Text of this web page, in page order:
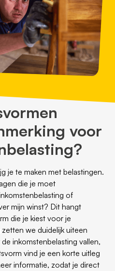
voor
je te maken met belastingen.
die je moet
of
mijn winst? Dit hangt
die je kiest voor je
we duidelijk uiteen
inkomstenbelasting vallen,
vind je een korte uitleg
informatie, zodat je direct